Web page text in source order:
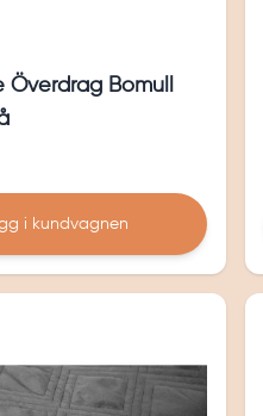
Överdrag Bomull
i kundvagnen